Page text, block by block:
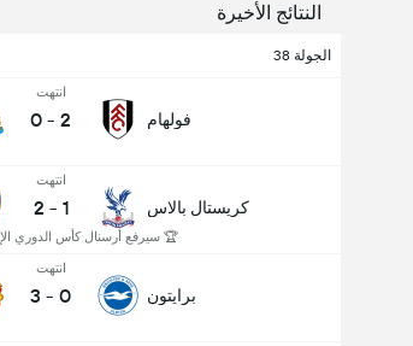
النتائج الأخيرة
الجولة 38
فولهام
انتهت
2
-
0
كريستال بالاس
انتهت
1
-
2
🏆 سيرفع أرسنال كأس الدوري
برايتون
انتهت
0
-
3